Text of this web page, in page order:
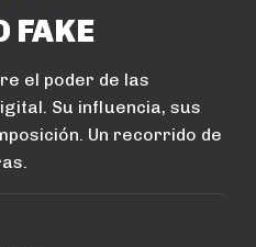
FAKE
el poder de las
Su influencia, sus
Un recorrido de